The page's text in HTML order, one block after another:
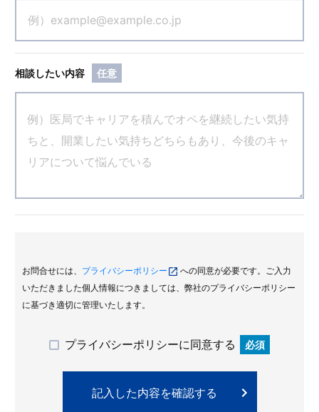
相談したい内容 任意
お問合せには、 プライバシーポリシー
への同意が必要です。ご入力
いただきました個人情報につきましては、弊社のプライバシーポリシー
に基づき適切に管理いたします。
プライバシーポリシーに同意する 必須